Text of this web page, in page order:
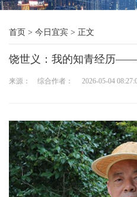
综
合
播
技
三
农
首页 > 今日宜宾 > 正文
饶世义：我的知青经历——
来源： 综合作者： 2026-05-04